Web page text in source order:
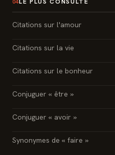
Citations sur l'amour
Citations sur la vie
Citations sur le bonheur
Conjuguer « être »
Conjuguer « avoir »
Synonymes de « faire »